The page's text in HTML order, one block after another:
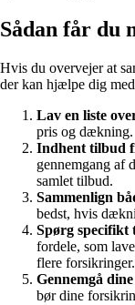
Sådan får du
Hvis du overvejer at
der kan hjælpe dig
Lav en liste
pris og dækning.
Indhent tilbud
gennemgang af
samlet tilbud.
Sammenlign
bedst, hvis
Spørg specifikt
fordele, som
flere forsikringer.
Gennemgå
bør dine